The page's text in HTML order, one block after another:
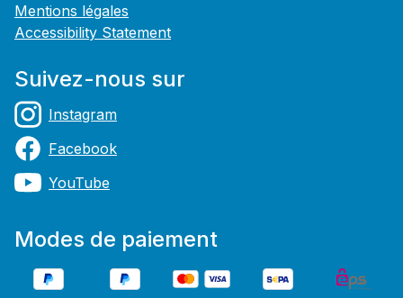
Mentions légales
Accessibility Statement
Suivez-nous sur
Instagram
Facebook
YouTube
Modes de paiement